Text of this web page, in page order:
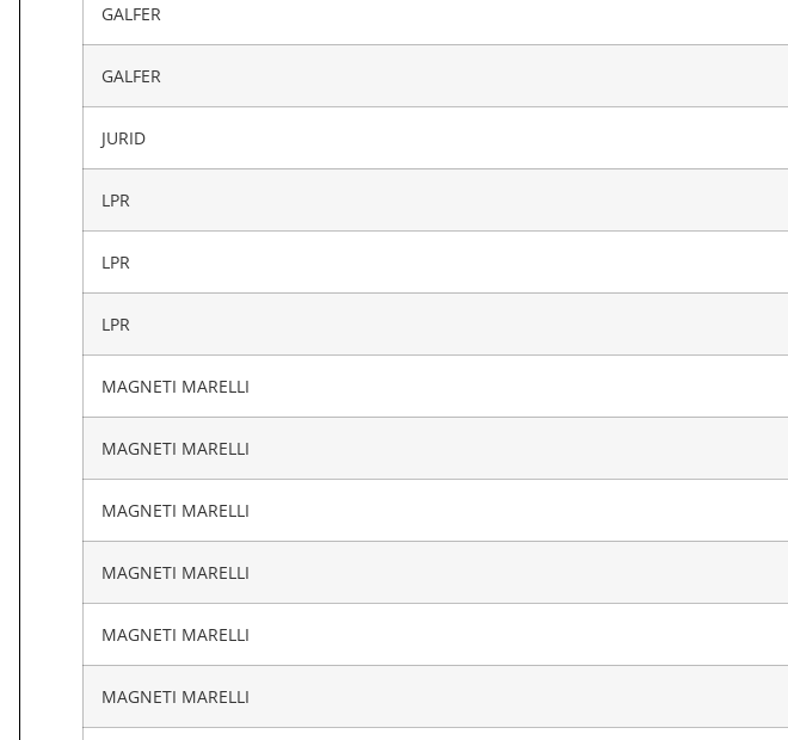
GALFER
GALFER
JURID
LPR
LPR
LPR
MAGNETI MARELLI
MAGNETI MARELLI
MAGNETI MARELLI
MAGNETI MARELLI
MAGNETI MARELLI
MAGNETI MARELLI